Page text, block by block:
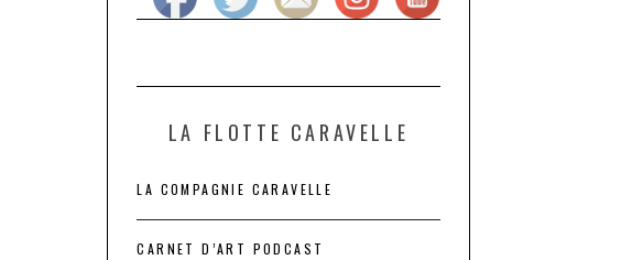
LA FLOTTE CARAVELLE
LA COMPAGNIE CARAVELLE
CARNET D’ART PODCAST